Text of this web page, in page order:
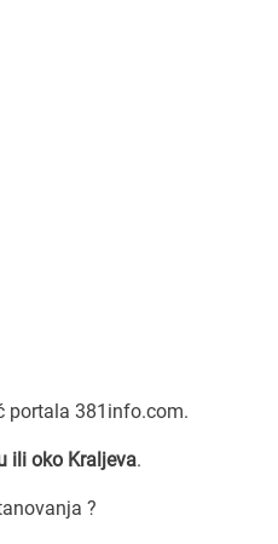
portala 381info.com.
ili oko Kraljeva.
?